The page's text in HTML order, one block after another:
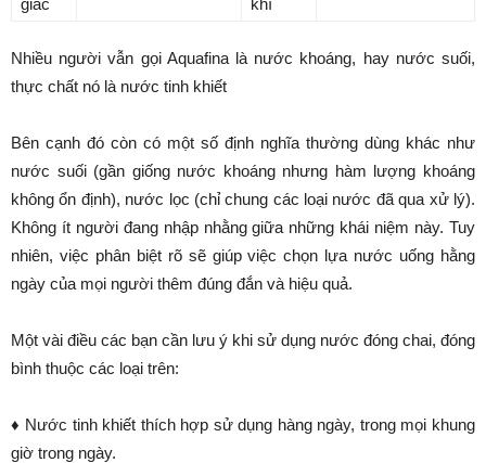
giác khí
Nhiều người vẫn gọi Aquafina là nước khoáng, hay nước suối,
thực chất nó là nước tinh khiết
Bên cạnh đó còn có một số định nghĩa thường dùng khác như
nước suối (gần giống nước khoáng nhưng hàm lượng khoáng
không ổn định), nước lọc (chỉ chung các loại nước đã qua xử lý).
Không ít người đang nhập nhằng giữa những khái niệm này. Tuy
nhiên, việc phân biệt rõ sẽ giúp việc chọn lựa nước uống hằng
ngày của mọi người thêm đúng đắn và hiệu quả.
Một vài điều các bạn cần lưu ý khi sử dụng nước đóng chai, đóng
bình thuộc các loại trên:
♦ Nước tinh khiết thích hợp sử dụng hàng ngày, trong mọi khung
giờ trong ngày.